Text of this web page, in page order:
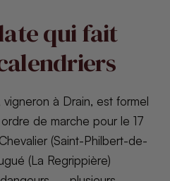
qui fait
vigneron à Drain, est formel
de marche pour le 17
(Saint-Philbert-de-
(La Regrippière)